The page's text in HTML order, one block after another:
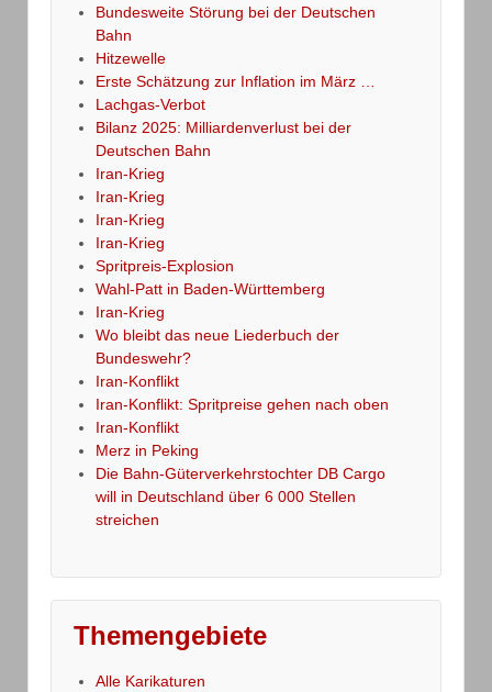
Bundesweite Störung bei der Deutschen
Bahn
Hitzewelle
Erste Schätzung zur Inflation im März …
Lachgas-Verbot
Bilanz 2025: Milliardenverlust bei der
Deutschen Bahn
Iran-Krieg
Iran-Krieg
Iran-Krieg
Iran-Krieg
Spritpreis-Explosion
Wahl-Patt in Baden-Württemberg
Iran-Krieg
Wo bleibt das neue Liederbuch der
Bundeswehr?
Iran-Konflikt
Iran-Konflikt: Spritpreise gehen nach oben
Iran-Konflikt
Merz in Peking
Die Bahn-Güterverkehrstochter DB Cargo
will in Deutschland über 6 000 Stellen
streichen
Themengebiete
Alle Karikaturen